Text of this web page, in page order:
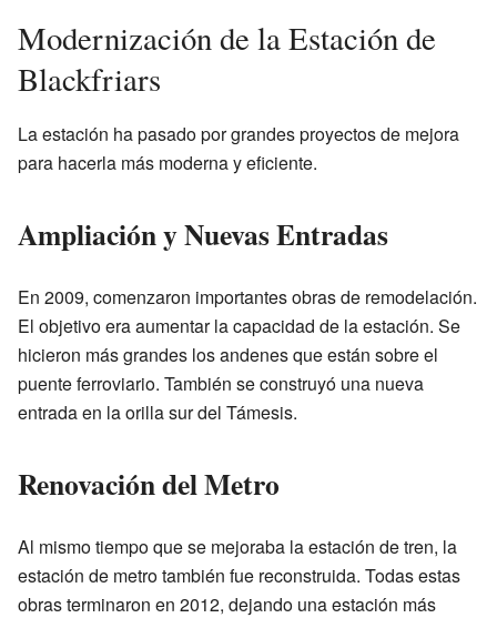
Modernización de la Estación de
Blackfriars
La estación ha pasado por grandes proyectos de mejora
para hacerla más moderna y eficiente.
Ampliación y Nuevas Entradas
En 2009, comenzaron importantes obras de remodelación.
El objetivo era aumentar la capacidad de la estación. Se
hicieron más grandes los andenes que están sobre el
puente ferroviario. También se construyó una nueva
entrada en la orilla sur del Támesis.
Renovación del Metro
Al mismo tiempo que se mejoraba la estación de tren, la
estación de metro también fue reconstruida. Todas estas
obras terminaron en 2012, dejando una estación más